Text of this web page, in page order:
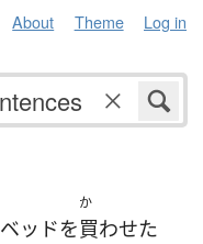
About Theme Log in
ベッドを
か
買わせた